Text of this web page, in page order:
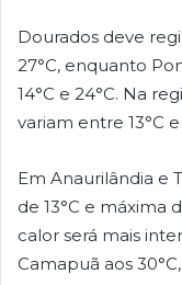
Dourados deve
27°C, enquanto
14°C e 24°C. Na
variam entre 13°C e
Em Anaurilândia e
de 13°C e máxima
calor será mais
Camapuã aos